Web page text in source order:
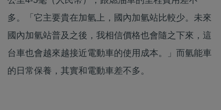
多。「它主要貴在加氫上，國內加氫站比較少。未來
國內加氫站普及之後，我相信價格也會隨之下來，這
台車也會越來越接近電動車的使用成本。」而氫能車
的日常保養，其實和電動車差不多。